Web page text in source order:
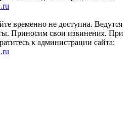
временно не доступна. Ведутся
Приносим свои извинения. При
к администрации сайта: